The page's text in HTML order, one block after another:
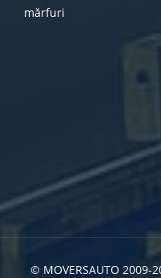
mărfuri
© MOVERSAUTO